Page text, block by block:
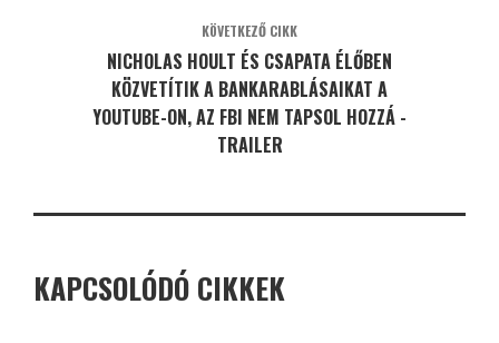
KÖVETKEZŐ CIKK
NICHOLAS HOULT ÉS CSAPATA ÉLŐBEN
KÖZVETÍTIK A BANKARABLÁSAIKAT A
YOUTUBE-ON, AZ FBI NEM TAPSOL HOZZÁ -
TRAILER
KAPCSOLÓDÓ CIKKEK